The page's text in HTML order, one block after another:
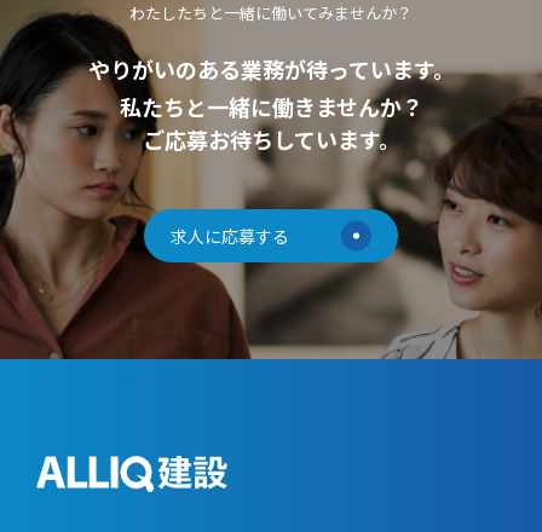
わたしたちと一緒に働いてみませんか？
やりがいのある業務が待っています。
私たちと一緒に働きませんか？
ご応募お待ちしています。
求人に応募する